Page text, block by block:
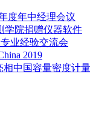
度年中经理会议
学院捐赠仪器软件
业经验交流会
2019
相中国容量密度计